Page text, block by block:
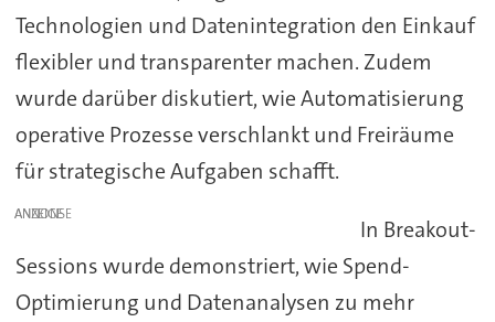
Technologien und Datenintegration den Einkauf
flexibler und transparenter machen. Zudem
wurde darüber diskutiert, wie Automatisierung
operative Prozesse verschlankt und Freiräume
für strategische Aufgaben schafft.
ANZEIGE
In Breakout-
Sessions wurde demonstriert, wie Spend-
Optimierung und Datenanalysen zu mehr